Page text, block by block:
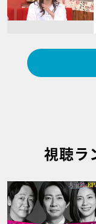
視聴ラ